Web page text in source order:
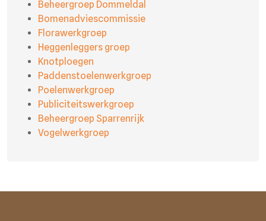
Beheergroep Dommeldal
Bomenadviescommissie
Florawerkgroep
Heggenleggers groep
Knotploegen
Paddenstoelenwerkgroep
Poelenwerkgroep
Publiciteitswerkgroep
Beheergroep Sparrenrijk
Vogelwerkgroep